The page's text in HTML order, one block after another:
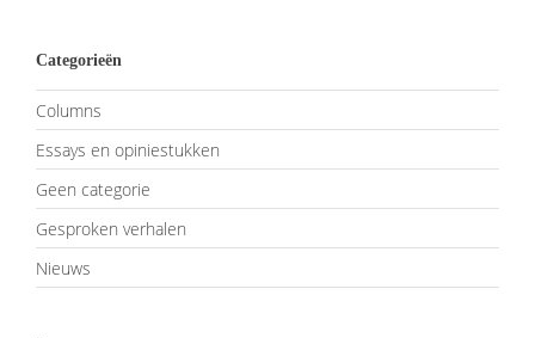
Categorieën
Columns
Essays en opiniestukken
Geen categorie
Gesproken verhalen
Nieuws